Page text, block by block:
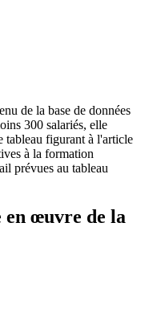
de la base de données
300 salariés, elle
tableau figurant à l'article
à la formation
prévues au tableau
en œuvre de la